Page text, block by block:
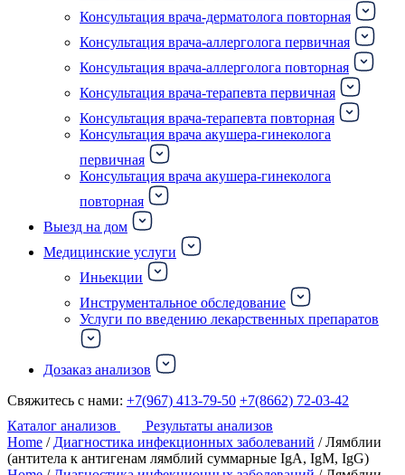
Консультация врача-дерматолога повторная
Консультация врача-аллерголога первичная
Консультация врача-аллерголога повторная
Консультация врача-терапевта первичная
Консультация врача-терапевта повторная
Консультация врача акушера-гинеколога
первичная
Консультация врача акушера-гинеколога
повторная
Выезд на дом
Медицинские услуги
Иньекции
Инструментальное обследование
Услуги по введению лекарственных препаратов
Дозаказ анализов
Свяжитесь с нами: +7(967) 413-79-50 +7(8662) 72-03-42
Каталог анализов
Результаты анализов
Home / Диагностика инфекционных заболеваний / Лямблии
(антитела к антигенам лямблий суммарные IgA, IgM, IgG)